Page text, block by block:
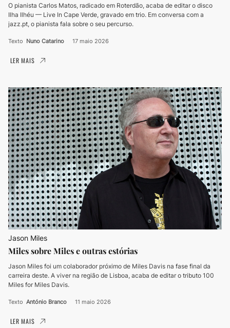
O pianista Carlos Matos, radicado em Roterdão, acaba de editar o disco
Ilha Ilhéu — Live In Cape Verde, gravado em trio. Em conversa com a
jazz.pt, o pianista fala sobre o seu percurso.
Texto Nuno Catarino 17 maio 2026
LER MAIS
Jason Miles
Miles sobre Miles e outras estórias
Jason Miles foi um colaborador próximo de Miles Davis na fase final da
carreira deste. A viver na região de Lisboa, acaba de editar o tributo 100
Miles for Miles Davis.
Texto António Branco 11 maio 2026
LER MAIS